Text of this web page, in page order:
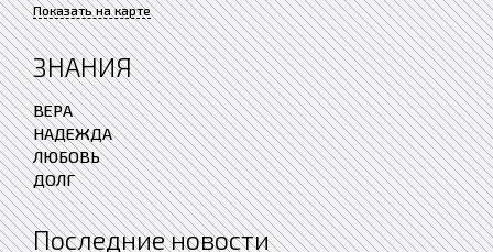
Показать на карте
ЗНАНИЯ
ВЕРА
НАДЕЖДА
ЛЮБОВЬ
ДОЛГ
Последние новости